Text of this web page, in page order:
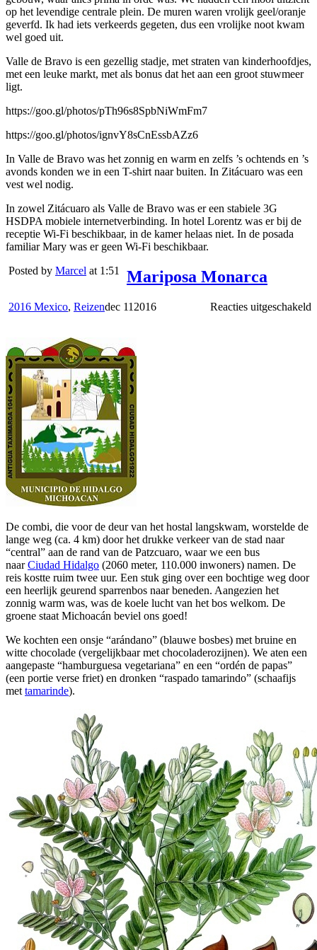
op het levendige centrale plein. De muren waren vrolijk geel/oranje
geverfd. Ik had iets verkeerds gegeten, dus een vrolijke noot kwam
wel goed uit.
Valle de Bravo is een gezellig stadje, met straten van kinderhoofdjes,
met een leuke markt, met als bonus dat het aan een groot stuwmeer
ligt.
https://goo.gl/photos/pTh96s8SpbNiWmFm7
https://goo.gl/photos/ignvY8sCnEssbAZz6
In Valle de Bravo was het zonnig en warm en zelfs ’s ochtends en ’s
avonds konden we in een T-shirt naar buiten. In Zitácuaro was een
vest wel nodig.
In zowel Zitácuaro als Valle de Bravo was er een stabiele 3G
HSDPA mobiele internetverbinding. In hotel Lorentz was er bij de
receptie Wi-Fi beschikbaar, in de kamer helaas niet. In de posada
familiar Mary was er geen Wi-Fi beschikbaar.
Posted by Marcel at 1:51 Mariposa Monarca
2016 Mexico, Reizen Reacties uitgeschakeld
dec 11 2016
De combi, die voor de deur van het hostal langskwam, worstelde de
lange weg (ca. 4 km) door het drukke verkeer van de stad naar
“central” aan de rand van de Patzcuaro, waar we een bus
naarCiudad Hidalgo (2060 meter, 110.000 inwoners) namen. De
reis kostte ruim twee uur. Een stuk ging over een bochtige weg door
een heerlijk geurend sparrenbos naar beneden. Aangezien het
zonnig warm was, was de koele lucht van het bos welkom. De
groene staat Michoacán beviel ons goed!
We kochten een onsje “arándano” (blauwe bosbes) met bruine en
witte chocolade (vergelijkbaar met chocoladerozijnen). We aten een
aangepaste “hamburguesa vegetariana” en een “ordén de papas”
(een portie verse friet) en dronken “raspado tamarindo” (schaafijs
met tamarinde).